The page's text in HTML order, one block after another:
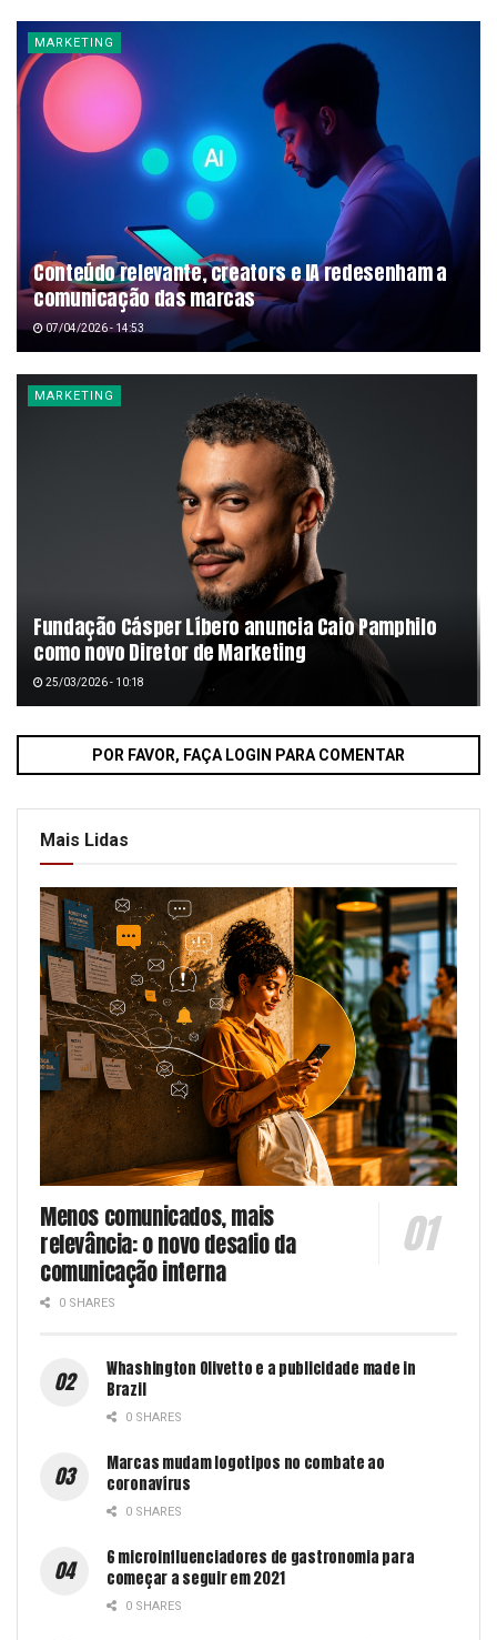
MARKETING
Conteúdo relevante, creators e IA redesenham a
comunicação das marcas
07/04/2026 - 14:53
MARKETING
Fundação Cásper Líbero anuncia Caio Pamphilo
como novo Diretor de Marketing
25/03/2026 - 10:18
POR FAVOR, FAÇA LOGIN PARA COMENTAR
Mais Lidas
Menos comunicados, mais
relevância: o novo desafio da
comunicação interna
0 SHARES
Whashington Olivetto e a publicidade made in
Brazil
0 SHARES
Marcas mudam logotipos no combate ao
coronavírus
0 SHARES
6 microinfluenciadores de gastronomia para
começar a seguir em 2021
0 SHARES